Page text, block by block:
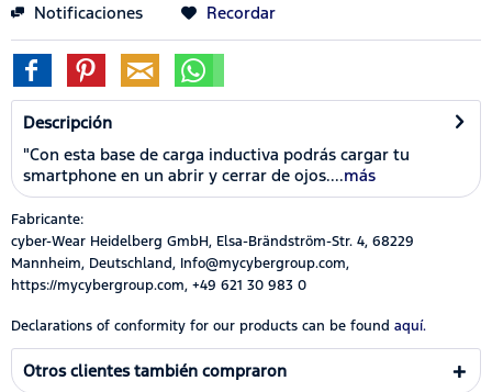
Notificaciones Recordar
Descripción
"Con esta base de carga inductiva podrás cargar tu
smartphone en un abrir y cerrar de ojos....más
Fabricante:
cyber-Wear Heidelberg GmbH, Elsa-Brändström-Str. 4, 68229
Mannheim, Deutschland, Info@mycybergroup.com,
https://mycybergroup.com, +49 621 30 983 0
Declarations of conformity for our products can be found aquí.
Otros clientes también compraron